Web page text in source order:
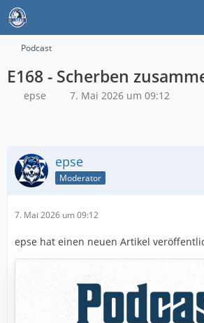
Podcast
E168 - Scherben
epse 7. Mai 2026 um 09:12
epse
Moderator
7. Mai 2026 um 09:12
epse hat einen neuen Artikel